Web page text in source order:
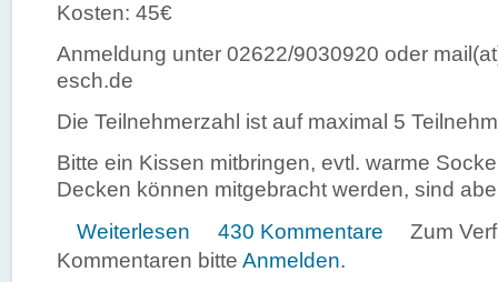
Kosten: 45€
Anmeldung unter 02622/9030920 oder
esch.de
Die Teilnehmerzahl ist auf maximal 5
Bitte ein Kissen mitbringen, evtl. warme
Decken können mitgebracht werden, sind
Weiterlesen über In Kürze - neue Termine "Autogenes
430 Kommentare
Zum
Kommentaren bitte Anmelden.